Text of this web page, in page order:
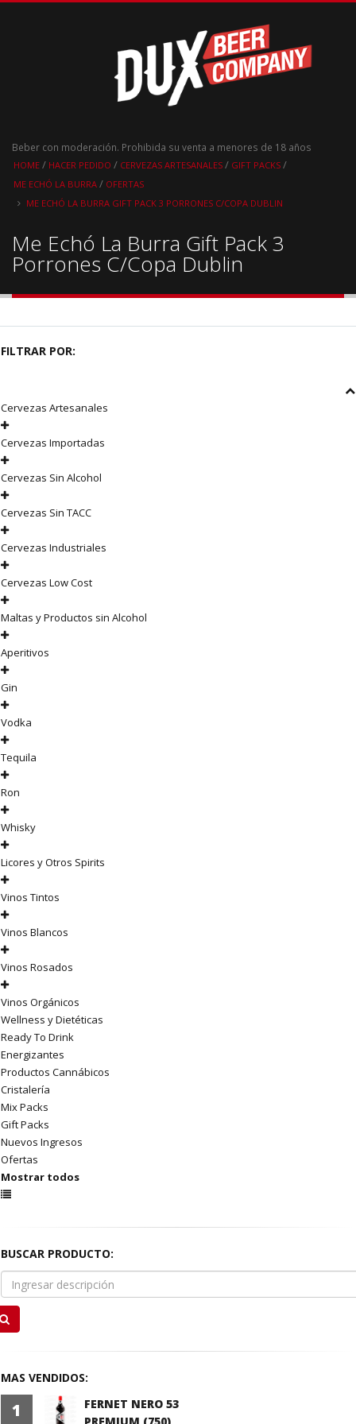
Beber con moderación. Prohibida su venta a menores de 18 años
HOME / HACER PEDIDO / CERVEZAS ARTESANALES / GIFT PACKS /
ME ECHÓ LA BURRA / OFERTAS
ME ECHÓ LA BURRA GIFT PACK 3 PORRONES C/COPA DUBLIN
Me Echó La Burra Gift Pack 3
Porrones C/Copa Dublin
FILTRAR POR:
Cervezas Artesanales
Cervezas Importadas
Cervezas Sin Alcohol
Cervezas Sin TACC
Cervezas Industriales
Cervezas Low Cost
Maltas y Productos sin Alcohol
Aperitivos
Gin
Vodka
Tequila
Ron
Whisky
Licores y Otros Spirits
Vinos Tintos
Vinos Blancos
Vinos Rosados
Vinos Orgánicos
Wellness y Dietéticas
Ready To Drink
Energizantes
Productos Cannábicos
Cristalería
Mix Packs
Gift Packs
Nuevos Ingresos
Ofertas
Mostrar todos
BUSCAR PRODUCTO:
MAS VENDIDOS:
1
FERNET NERO 53